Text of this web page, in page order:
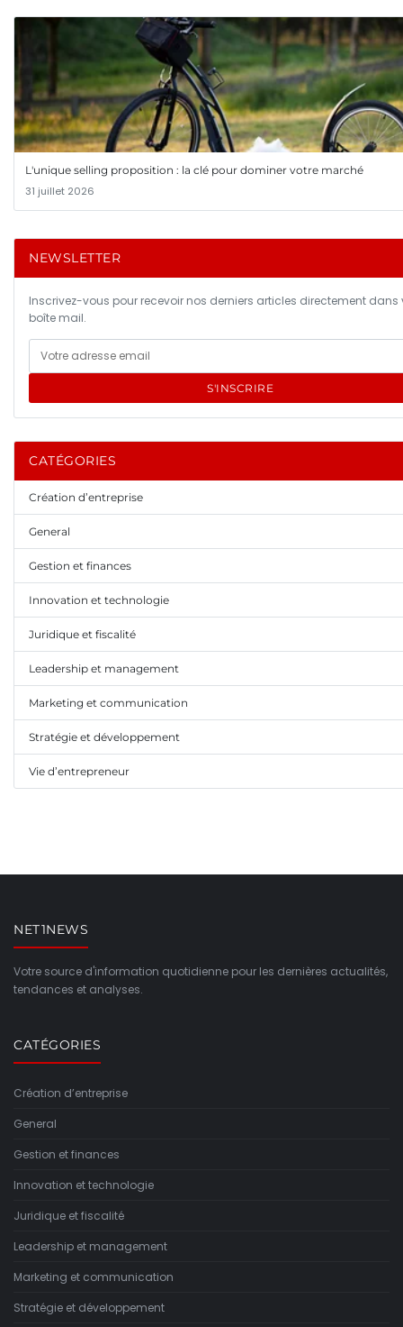
L'unique selling proposition : la clé pour dominer votre marché
31 juillet 2026
NEWSLETTER
Inscrivez-vous pour recevoir nos derniers articles directement dans
boîte mail.
S'INSCRIRE
CATÉGORIES
Création d’entreprise
General
Gestion et finances
Innovation et technologie
Juridique et fiscalité
Leadership et management
Marketing et communication
Stratégie et développement
Vie d’entrepreneur
NET1NEWS
Votre source d'information quotidienne pour les dernières actualités,
tendances et analyses.
CATÉGORIES
Création d’entreprise
General
Gestion et finances
Innovation et technologie
Juridique et fiscalité
Leadership et management
Marketing et communication
Stratégie et développement